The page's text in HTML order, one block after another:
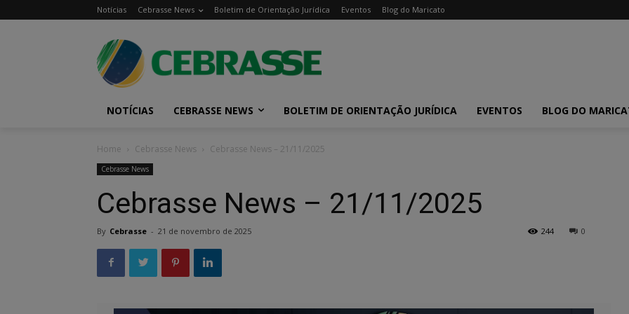
Notícias Cebrasse News Boletim de Orientação Jurídica Eventos Blog do Maricato
NOTÍCIAS CEBRASSE NEWS BOLETIM DE ORIENTAÇÃO JURÍDICA EVENTOS BLOG DO
Home Cebrasse News Cebrasse News – 21/11/2025
Cebrasse News
Cebrasse News – 21/11/2025
By Cebrasse - 21 de novembro de 2025 0
244